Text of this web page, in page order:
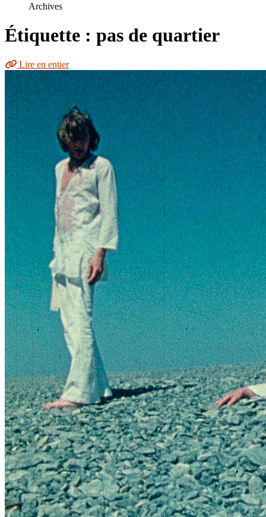
Archives
Étiquette : pas de quartier
Lire en entier